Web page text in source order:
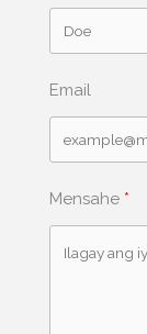
Email
Mensahe